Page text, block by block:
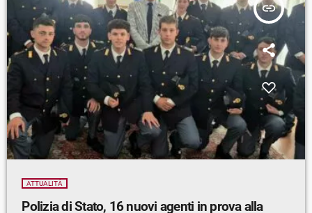
insert_link
ATTUALITÀ
Polizia di Stato, 16 nuovi agenti in prova alla